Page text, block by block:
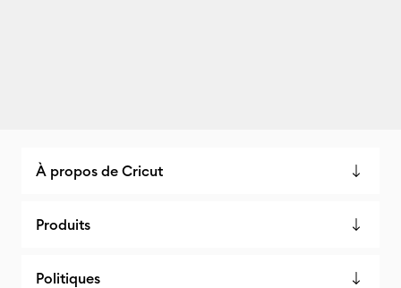
À propos de Cricut
Produits
Politiques